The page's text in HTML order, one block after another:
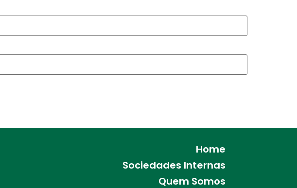
Home
Sociedades Internas
Quem Somos